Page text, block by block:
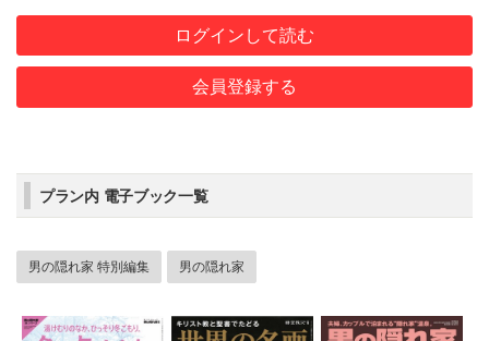
ログインして読む
会員登録する
プラン内 電子ブック一覧
男の隠れ家 特別編集 男の隠れ家